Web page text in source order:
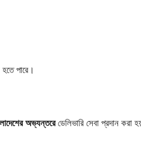
পারে।
অভ্যন্তরেডেলিভারি সেবা প্রদান করা